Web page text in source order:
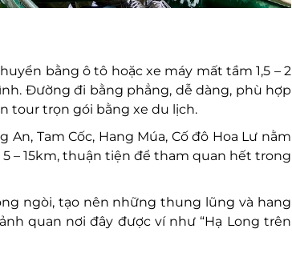
bằng ô tô hoặc xe máy mất tầm 1,5 – 2
Đường đi bằng phẳng, dễ dàng, phù hợp
tour trọn gói bằng xe du lịch.
Tam Cốc, Hang Múa, Cố đô Hoa Lư nằm
– 15km, thuận tiện để tham quan hết trong
ngòi, tạo nên những thung lũng và hang
quan nơi đây được ví như “Hạ Long trên